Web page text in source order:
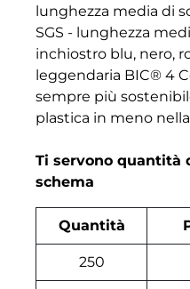
lunghezza media di
SGS - lunghezza
inchiostro blu, nero,
leggendaria BIC® 4
sempre più
plastica in meno
Ti servono quantità
schema
Quantità
250